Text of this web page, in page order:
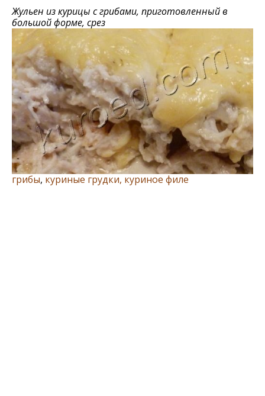
Жульен из курицы с грибами, приготовленный в
большой форме, срез
грибы, куриные грудки, куриное филе